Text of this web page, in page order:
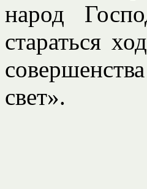
народ
стараться
свет».